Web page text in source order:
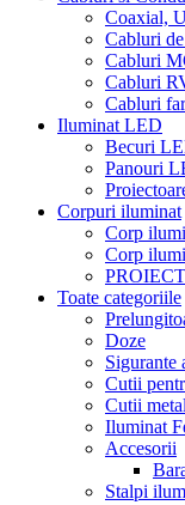
Coaxial,
Cabluri
Cabluri
Cabluri
Cabluri
Iluminat LED
Becuri
Panouri
Corpuri iluminat
Corp
Corp
Toate categoriile
Doze
Sigurante
Cutii
Cutii
Iluminat
Accesorii
Stalpi